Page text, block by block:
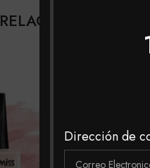
Dirección de